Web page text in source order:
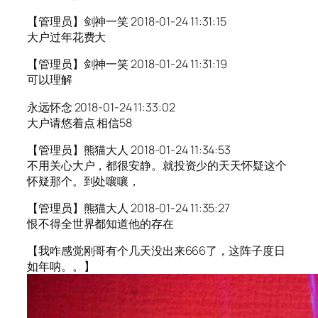
【管理员】剑神一笑 2018-01-24 11:31:15
大户过年花费大
【管理员】剑神一笑 2018-01-24 11:31:19
可以理解
永远怀念 2018-01-24 11:33:02
大户请悠着点 相信58
【管理员】熊猫大人 2018-01-24 11:34:53
不用关心大户，都很安静。就投资少的天天怀疑这个
怀疑那个。到处嚷嚷，
【管理员】熊猫大人 2018-01-24 11:35:27
恨不得全世界都知道他的存在
【我咋感觉刚哥有个几天没出来666了，这阵子度日
如年呐。。】